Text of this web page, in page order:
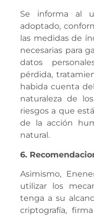
Se informa al
adoptado,
las medidas de
necesarias para
datos
pérdida,
habida cuenta
naturaleza de
riesgos a que
de la acción
natural.
6.
Asimismo,
utilizar los
tenga a su
criptografía,